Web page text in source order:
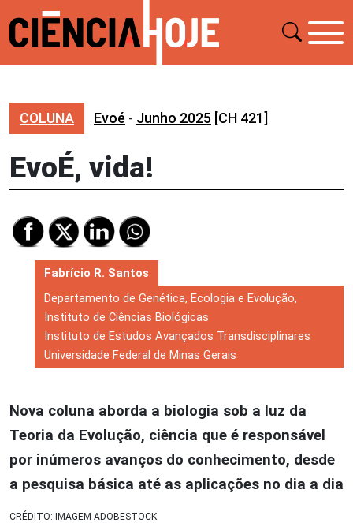
COLUNA Evoé - Junho 2025 [CH 421]
EvoÉ, vida!
Fabrício R. Santos
Departamento de Genética, Ecologia e Evolução,
Instituto de Ciências Biológicas
Instituto de Estudos Avançados Transdisciplinares
Universidade Federal de Minas Gerais
Nova coluna aborda a biologia sob a luz da
Teoria da Evolução, ciência que é responsável
por inúmeros avanços do conhecimento, desde
a pesquisa básica até as aplicações no dia a dia
CRÉDITO: IMAGEM ADOBESTOCK